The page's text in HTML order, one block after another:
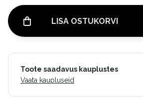
LISA OSTUKORVI
Toote saadavus kauplustes
Vaata kaupluseid